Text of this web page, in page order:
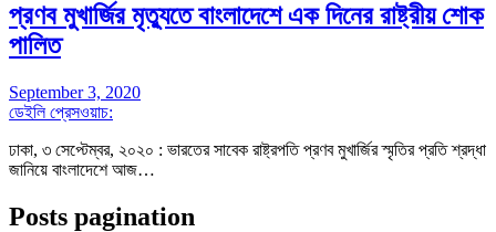
প্রণব মুখার্জির মৃত্যুতে বাংলাদেশে এক দিনের রাষ্ট্রীয় শোক
পালিত
September 3, 2020
ডেইলি প্রেসওয়াচ:
ঢাকা, ৩ সেপ্টেম্বর, ২০২০ : ভারতের সাবেক রাষ্ট্রপতি প্রণব মুখার্জির স্মৃতির প্রতি শ্রদ্ধা
জানিয়ে বাংলাদেশে আজ…
Posts pagination